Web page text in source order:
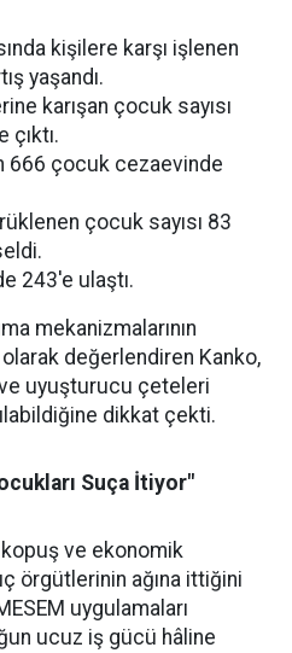
kişilere karşı işlenen
yaşandı.
karışan çocuk sayısı
çıktı.
666 çocuk cezaevinde
çocuk sayısı 83
243'e ulaştı.
mekanizmalarının
değerlendiren Kanko,
uyuşturucu çeteleri
dikkat çekti.
Suça İtiyor"
ve ekonomik
örgütlerinin ağına ittiğini
uygulamaları
ucuz iş gücü hâline